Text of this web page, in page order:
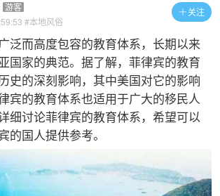
关注
游客
#本地风俗
泛而高度包容的教育体系，长期以来
国家的典范。据了解，菲律宾的教育
史的深刻影响，其中美国对它的影响
宾的教育体系也适用于广大的移民人
细讨论菲律宾的教育体系，希望可以
的国人提供参考。